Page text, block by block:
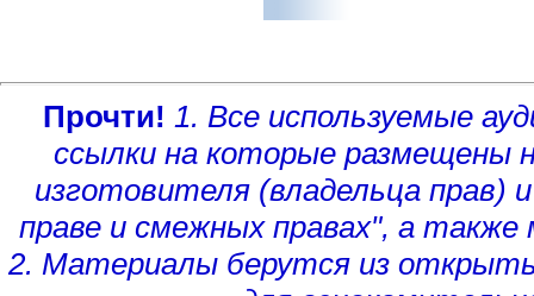
Прочти! 1. Все используемые
ссылки на которые размещены
изготовителя (владельца прав)
праве и смежных правах", а
2. Материалы берутся из